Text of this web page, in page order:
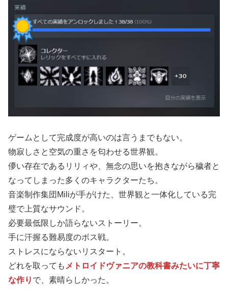
ゲームとして完成度が高いのは言うまでもない。
物寂しさと空気の重さを匂わせる世界観。
儚い存在であるリリィや、無念の思いを抱きながら穢者と
なってしまった多くのキャラクターたち。
音楽制作集団Miliが手がけた、世界観と一体化している完
璧で上質なサウンド。
必要最低限しか語らないストーリー。
手に汗握る難易度のボス戦。
ストレスにならないリスタート。
どれを取っても メトロイドヴァニアの教科書みたいに丁寧
な作り で、素晴らしかった。